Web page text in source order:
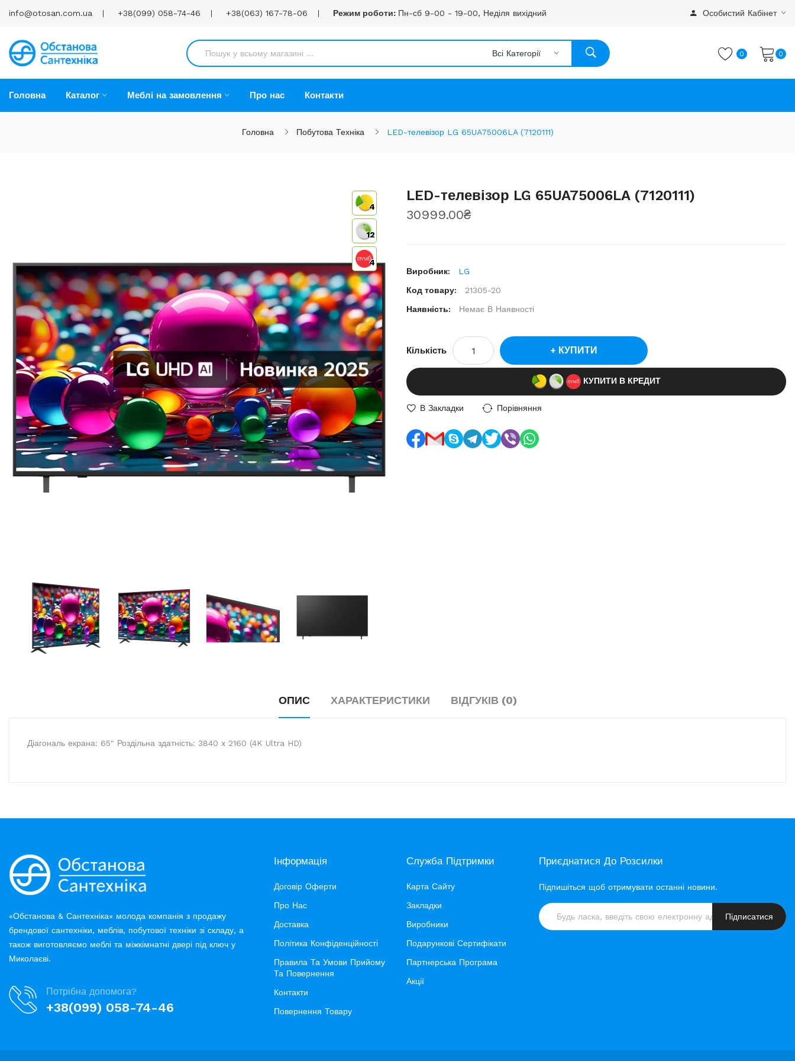
info@otosan.com.ua +38(099) 058-74-46 +38(063) 167-78-06 Режим роботи: Пн-сб 9-00 - 19-00, Неділя вихідний Особистий Кабінет
0 0
Всі Категорії
Головна Каталог Меблі на замовлення Про нас Контакти
Головна Побутова Техніка LED-телевізор LG 65UA75006LA (7120111)
4
12
4
LED-телевізор LG 65UA75006LA (7120111)
30999.00₴
Виробник:
LG
Код товару:
21305-20
Наявність:
Немає В Наявності
Кількість КУПИТИ
КУПИТИ В КРЕДИТ
В Закладки Порівняння
ОПИС ХАРАКТЕРИСТИКИ ВІДГУКІВ (0)
Діагональ екрана: 65" Роздільна здатність: 3840 x 2160 (4K Ultra HD)
«Обстанова & Сантехніка» молода компанія з продажу
брендової сантехніки, меблів, побутової техніки зі складу, а
також виготовляємо меблі та міжкімнатні двері під ключ у
Миколаєві.
Потрібна допомога?
+38(099) 058-74-46
Інформація
Договір Оферти
Про Нас
Доставка
Політика Конфіденційності
Правила Та Умови Прийому
Та Повернення
Контакти
Повернення Товару
Служба Підтримки
Карта Сайту
Закладки
Виробники
Подарункові Сертифікати
Партнерська Програма
Акції
Приєднатися До Розсилки
Підпишіться щоб отримувати останні новини.
Підписатися